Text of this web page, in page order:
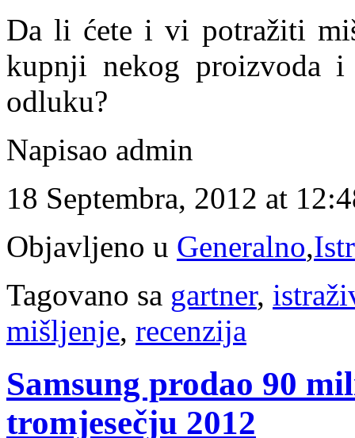
Da li ćete i vi potražiti
kupnji nekog proizvoda
odluku?
Napisao admin
18 Septembra, 2012 at
Objavljeno u Generalno,
Tagovano sa gartner,
mišljenje, recenzija
Samsung prodao 90
tromjesečju 2012